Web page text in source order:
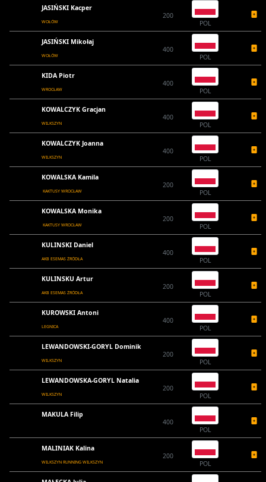
JASIŃSKI Kacper
WOŁÓW
200
POL
JASIŃSKI Mikołaj
WOŁÓW
400
POL
KIDA Piotr
WROCŁAW
400
POL
KOWALCZYK Gracjan
WILKSZYN
400
POL
KOWALCZYK Joanna
WILKSZYN
400
POL
KOWALSKA Kamila
KAKTUSY WROCŁAW
200
POL
KOWALSKA Monika
KAKTUSY WROCŁAW
200
POL
KULINSKI Daniel
AKB ESEMAS ŻRÓDŁA
400
POL
KULINSKU Artur
AKB ESEMAS ŻRÓDŁA
200
POL
KUROWSKI Antoni
LEGNICA
400
POL
LEWANDOWSKI-GORYL Dominik
WILKSZYN
200
POL
LEWANDOWSKA-GORYL Natalia
WILKSZYN
200
POL
MAKULA Filip
400
POL
MALINIAK Kalina
WILKSZYN RUNNING WILKSZYN
200
POL